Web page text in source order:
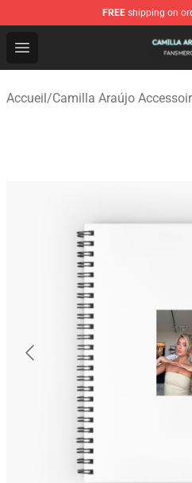
FREE shipping on
Open menu
Camilla Araújo Shop -
Accueil/Camilla Araújo